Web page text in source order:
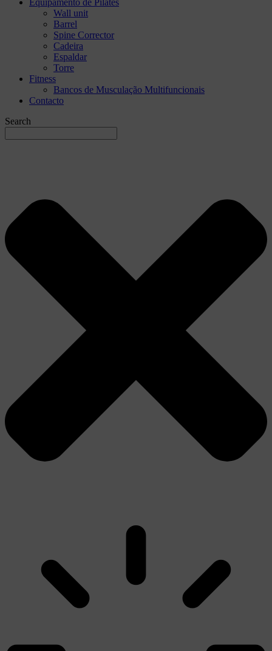
Equipamento de Pilates
Wall unit
Barrel
Spine Corrector
Cadeira
Espaldar
Torre
Fitness
Bancos de Musculação Multifuncionais
Contacto
Search